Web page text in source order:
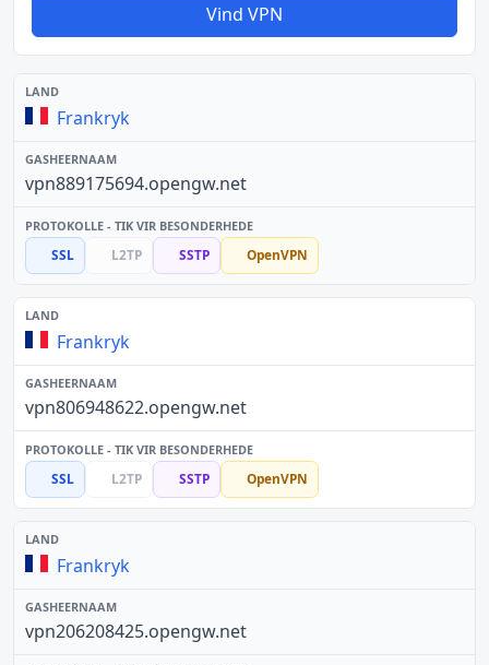
Vind VPN
Frankryk
vpn889175694.opengw.net
SSL L2TP SSTP OpenVPN
Frankryk
vpn806948622.opengw.net
SSL L2TP SSTP OpenVPN
Frankryk
vpn206208425.opengw.net